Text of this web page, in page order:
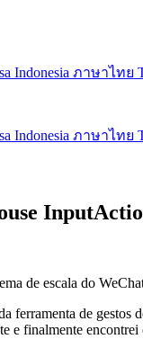
Indonesia ภาษาไทย
Indonesia ภาษาไทย
de escala do
de
e finalmente encontrei